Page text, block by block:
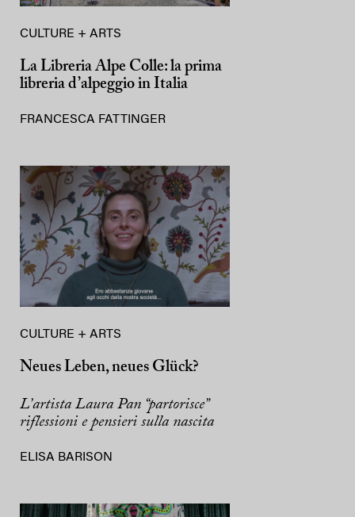
CULTURE + ARTS
La Libreria Alpe Colle: la prima
libreria d’alpeggio in Italia
FRANCESCA FATTINGER
CULTURE + ARTS
Neues Leben, neues Glück?
L’artista Laura Pan “partorisce”
riflessioni e pensieri sulla nascita
ELISA BARISON